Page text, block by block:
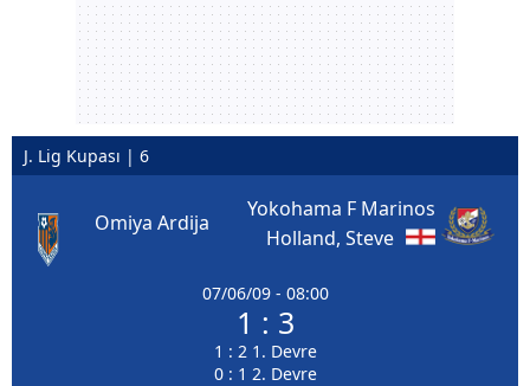
J. Lig Kupası | 6
Omiya Ardija
07/06/09 - 08:00
1 : 3
1 : 2 1. Devre
0 : 1 2. Devre
Yokohama F Marinos
Holland, Steve